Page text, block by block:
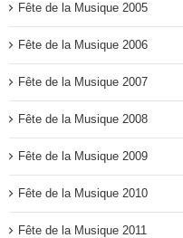
Fête de la Musique 2005
Fête de la Musique 2006
Fête de la Musique 2007
Fête de la Musique 2008
Fête de la Musique 2009
Fête de la Musique 2010
Fête de la Musique 2011